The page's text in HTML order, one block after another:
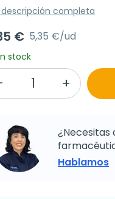
descripción completa
€ 5,35 €/ud
stock
¿Necesitas
Hablamos